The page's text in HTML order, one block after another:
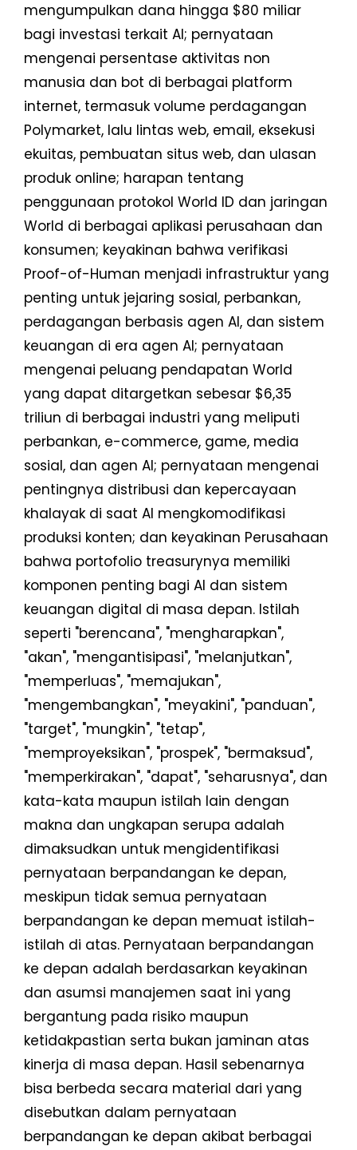
mengumpulkan dana hingga $80 miliar
bagi investasi terkait AI; pernyataan
mengenai persentase aktivitas non
manusia dan bot di berbagai platform
internet, termasuk volume perdagangan
Polymarket, lalu lintas web, email, eksekusi
ekuitas, pembuatan situs web, dan ulasan
produk online; harapan tentang
penggunaan protokol World ID dan jaringan
World di berbagai aplikasi perusahaan dan
konsumen; keyakinan bahwa verifikasi
Proof-of-Human menjadi infrastruktur yang
penting untuk jejaring sosial, perbankan,
perdagangan berbasis agen AI, dan sistem
keuangan di era agen AI; pernyataan
mengenai peluang pendapatan World
yang dapat ditargetkan sebesar $6,35
triliun di berbagai industri yang meliputi
perbankan, e-commerce, game, media
sosial, dan agen AI; pernyataan mengenai
pentingnya distribusi dan kepercayaan
khalayak di saat AI mengkomodifikasi
produksi konten; dan keyakinan Perusahaan
bahwa portofolio treasurynya memiliki
komponen penting bagi AI dan sistem
keuangan digital di masa depan. Istilah
seperti "berencana", "mengharapkan",
"akan", "mengantisipasi", "melanjutkan",
"memperluas", "memajukan",
"mengembangkan", "meyakini", "panduan",
"target", "mungkin", "tetap",
"memproyeksikan", "prospek", "bermaksud",
"memperkirakan", "dapat", "seharusnya", dan
kata-kata maupun istilah lain dengan
makna dan ungkapan serupa adalah
dimaksudkan untuk mengidentifikasi
pernyataan berpandangan ke depan,
meskipun tidak semua pernyataan
berpandangan ke depan memuat istilah-
istilah di atas. Pernyataan berpandangan
ke depan adalah berdasarkan keyakinan
dan asumsi manajemen saat ini yang
bergantung pada risiko maupun
ketidakpastian serta bukan jaminan atas
kinerja di masa depan. Hasil sebenarnya
bisa berbeda secara material dari yang
disebutkan dalam pernyataan
berpandangan ke depan akibat berbagai